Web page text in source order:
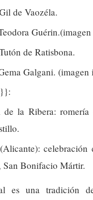
de Vaozéla.
de Ratisbona.
Galgani. (imagen
de la Ribera:
celebración
San Bonifacio Mártir.
es una tradición